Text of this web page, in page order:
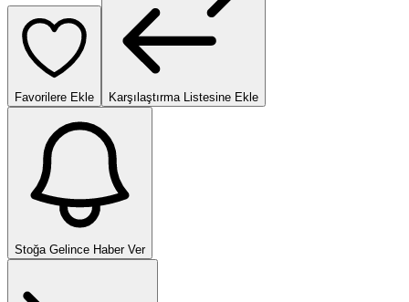
Favorilere Ekle Karşılaştırma Listesine Ekle
Stoğa Gelince Haber Ver